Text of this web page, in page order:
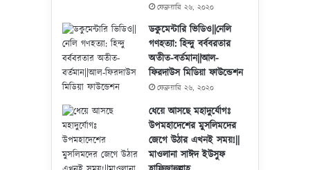
ফেব্রুয়ারি ২৬, ২০২০
ডকুমেন্টারি ভিডিও||নেলি
গণহত্যা: হিন্দু বর্ববরতার
অতীত-বর্তমান||আল-
ফিরদাউস মিডিয়া ফাউন্ডেশন
ফেব্রুয়ারি ২৬, ২০২০
ধেয়ে আসছে মহাদুর্যোগঃ
উপমহাদেশের মুসলিমদের
জেগে উঠার এখনই সময়!||
মাওলানা সাঈদ ইউসুফ